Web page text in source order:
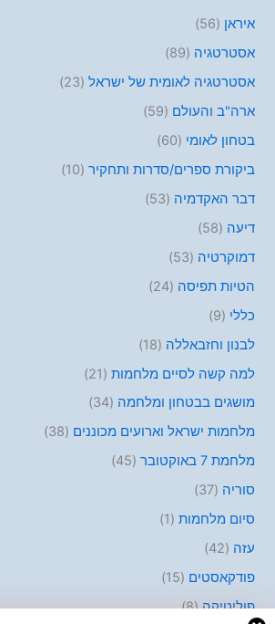
איראן (56)
אסטרטגיה (89)
אסטרטגיה לאומית של ישראל (23)
ארה"ב והעולם (59)
בטחון לאומי (60)
ביקורת ספרים/סדרות ותחקיר (10)
דבר האקדמיה (53)
דיעה (58)
דמוקרטיה (53)
הטיות תפיסה (24)
כללי (9)
לבנון וחזבאללה (18)
למה קשה לסיים מלחמות (21)
מושגים בבטחון ומלחמה (34)
מלחמות ישראל וארועים מכוננים (38)
מלחמת 7 באוקטובר
(45)
סוריה (37)
סיום מלחמות (1)
עזה (42)
פודקאסטים (15)
פוליטיקה(8)